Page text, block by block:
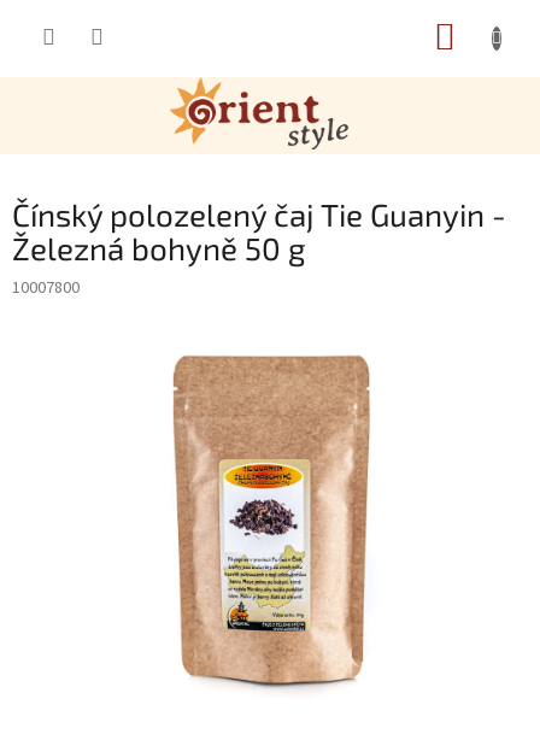
Čínský polozelený čaj Tie Guanyin -
Železná bohyně 50 g
10007800